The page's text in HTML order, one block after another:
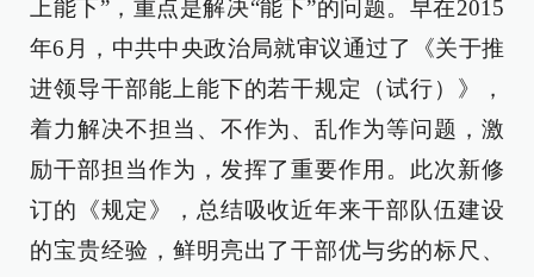
上能下”，重点是解决“能下”的问题。早在2015
年6月，中共中央政治局就审议通过了《关于推
进领导干部能上能下的若干规定（试行）》，
着力解决不担当、不作为、乱作为等问题，激
励干部担当作为，发挥了重要作用。此次新修
订的《规定》，总结吸收近年来干部队伍建设
的宝贵经验，鲜明亮出了干部优与劣的标尺、